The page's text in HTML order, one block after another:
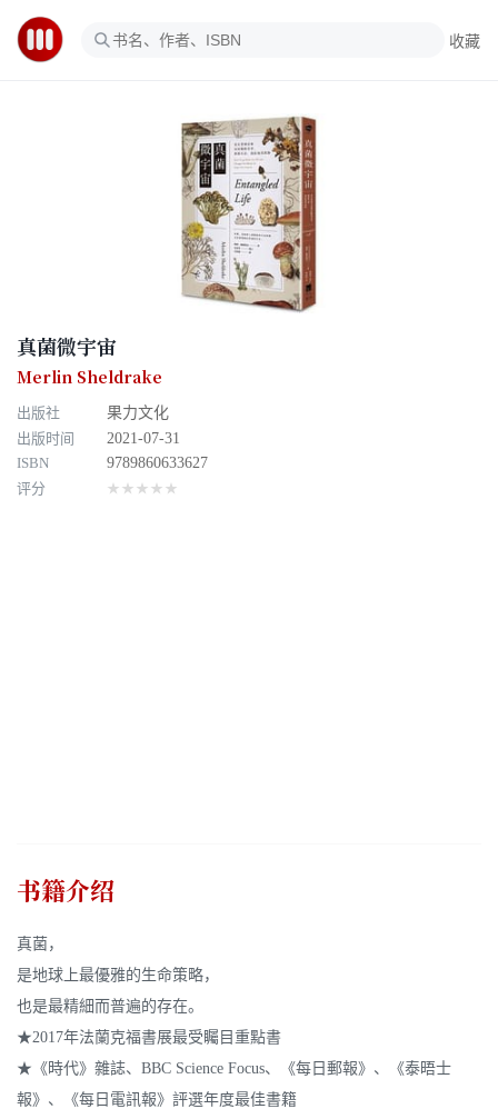
收藏
真菌微宇宙
Merlin Sheldrake
出版社
果力文化
出版时间
2021-07-31
ISBN
9789860633627
评分
★★★★★
书籍介绍
真菌，
是地球上最優雅的生命策略，
也是最精細而普遍的存在。
★2017年法蘭克福書展最受矚目重點書
★《時代》雜誌、BBC Science Focus、《每日郵報》、《泰晤士
報》、《每日電訊報》評選年度最佳書籍